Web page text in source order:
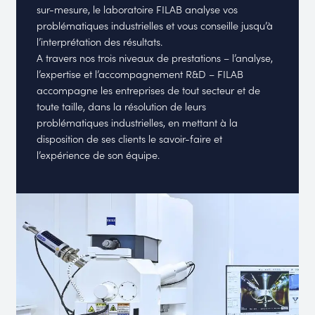
sur-mesure, le laboratoire FILAB analyse vos
problématiques industrielles et vous conseille jusqu’à
l’interprétation des résultats.
A travers nos trois niveaux de prestations – l’analyse,
l’expertise et l’accompagnement R&D – FILAB
accompagne les entreprises de tout secteur et de
toute taille, dans la résolution de leurs
problématiques industrielles, en mettant à la
disposition de ses clients le savoir-faire et
l’expérience de son équipe.